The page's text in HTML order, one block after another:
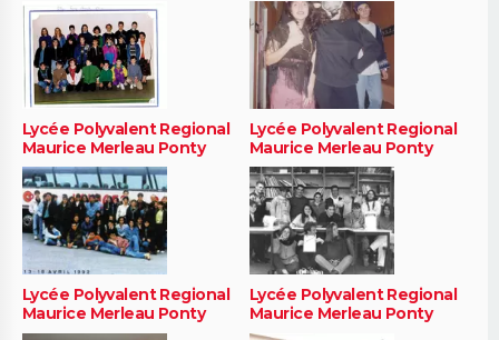
Lycée Polyvalent Regional
Maurice Merleau Ponty
Lycée Polyvalent Regional
Maurice Merleau Ponty
Lycée Polyvalent Regional
Maurice Merleau Ponty
Lycée Polyvalent Regional
Maurice Merleau Ponty